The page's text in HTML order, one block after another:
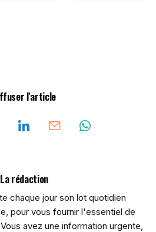
l'article
La rédaction
chaque jour son lot quotidien
pour vous fournir l'essentiel de
avez une information urgente,